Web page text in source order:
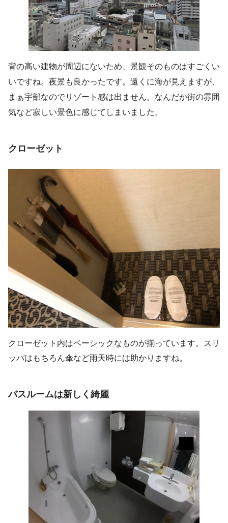
背の高い建物が周辺にないため、景観そのものはすごくい
いですね。夜景も良かったです。遠くに海が見えますが、
まぁ宇部なのでリゾート感は出ません。なんだか街の雰囲
気など寂しい景色に感じてしまいました。
クローゼット
クローゼット内はベーシックなものが揃っています。スリ
ッパはもちろん傘など雨天時には助かりますね。
バスルームは新しく綺麗